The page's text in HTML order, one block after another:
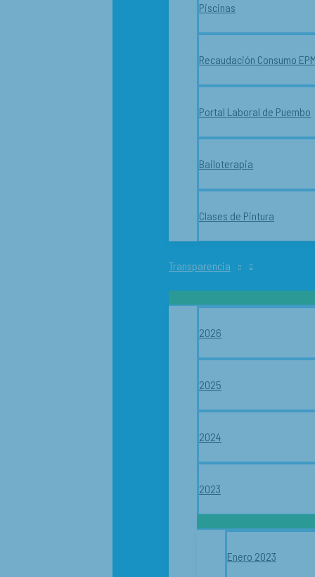
Piscinas
Recaudación Consumo
Portal Laboral de Puembo
Bailoterapia
Clases de Pintura
Transparencia
2026
2025
2024
2023
Enero 2023